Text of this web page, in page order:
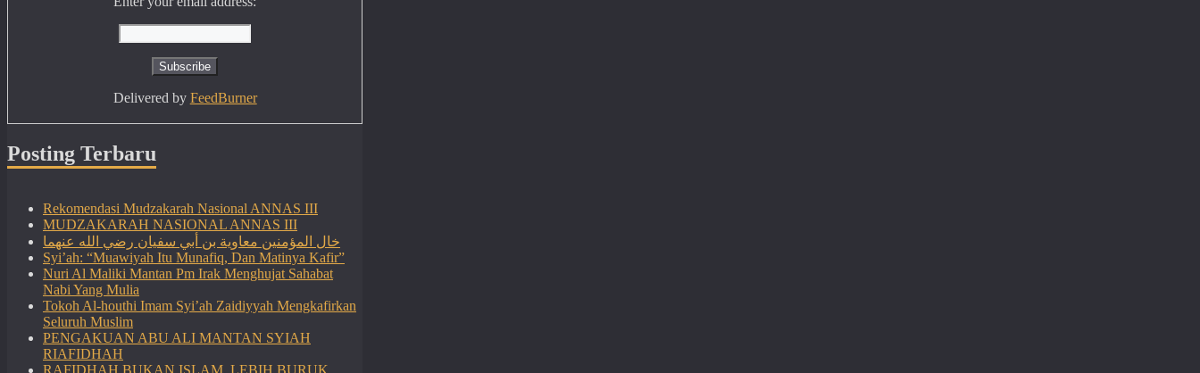
Delivered by FeedBurner
Posting Terbaru
Rekomendasi Mudzakarah Nasional ANNAS III
MUDZAKARAH NASIONAL ANNAS III
خال المؤمنين معاوية بن أبي سفيان رضي الله عنهما
Syi’ah: “Muawiyah Itu Munafiq, Dan Matinya Kafir”
Nuri Al Maliki Mantan Pm Irak Menghujat Sahabat
Nabi Yang Mulia
Tokoh Al-houthi Imam Syi’ah Zaidiyyah Mengkafirkan
Seluruh Muslim
PENGAKUAN ABU ALI MANTAN SYIAH
RIAFIDHAH
RAFIDHAH BUKAN ISLAM, LEBIH BURUK